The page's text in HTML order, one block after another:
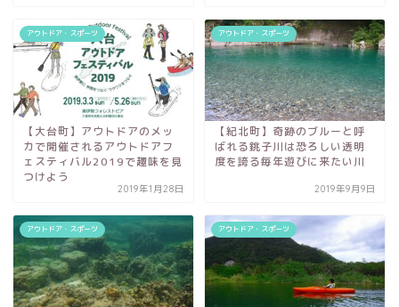
アウトドア・スポーツ
【大台町】アウトドアのメッ
カで開催されるアウトドアフ
ェスティバル2019で趣味を見
つけよう
2019年1月28日
アウトドア・スポーツ
【紀北町】奇跡のブルーと呼
ばれる銚子川は恐ろしい透明
度を誇る毎年遊びに来たい川
2019年9月9日
アウトドア・スポーツ アウトドア・スポーツ